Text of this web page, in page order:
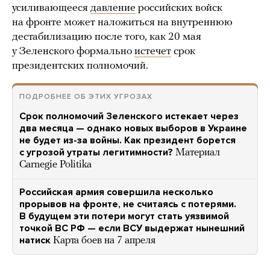
усиливающееся давление российских войск
на фронте может наложиться на внутреннюю
дестабилизацию после того, как 20 мая
у Зеленского формально истечет срок
президентских полномочий.
ПОДРОБНЕЕ ОБ ЭТИХ УГРОЗАХ
Срок полномочий Зеленского истекает через
два месяца — однако новых выборов в Украине
не будет из-за войны. Как президент борется
с угрозой утраты легитимности? Материал
Carnegie Politika
Российская армия совершила несколько
прорывов на фронте, не считаясь с потерями.
В будущем эти потери могут стать уязвимой
точкой ВС РФ — если ВСУ выдержат нынешний
натиск Карта боев на 7 апреля